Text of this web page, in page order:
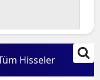
Hisseler